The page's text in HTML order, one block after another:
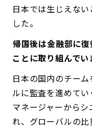
日本では生じえな
した。
――帰国後は金融部に
ことに取り組んでい
日本の国内のチー
ルに監査を進めてい
マネージャーから
れ、グローバルの比